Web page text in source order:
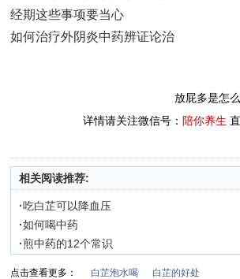
经期这些事项要当心
如何治疗外阴炎中药辨证论治
放屁多是怎
详情请关注微信号： 陪你养生
相关阅读推荐:
·吃白芷可以降血压
·如何喝中药
·煎中药的12个常识
点击查看更多： 白芷泡水喝 白芷的好处